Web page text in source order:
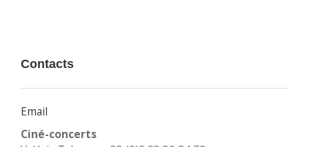
Contacts
Email
Ciné-concerts